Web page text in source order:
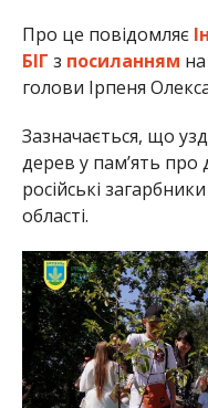
Про це повідомляє
БІГ з посиланням
голови Ірпеня
Зазначається, що
дерев у пам’ять про
російські
області.